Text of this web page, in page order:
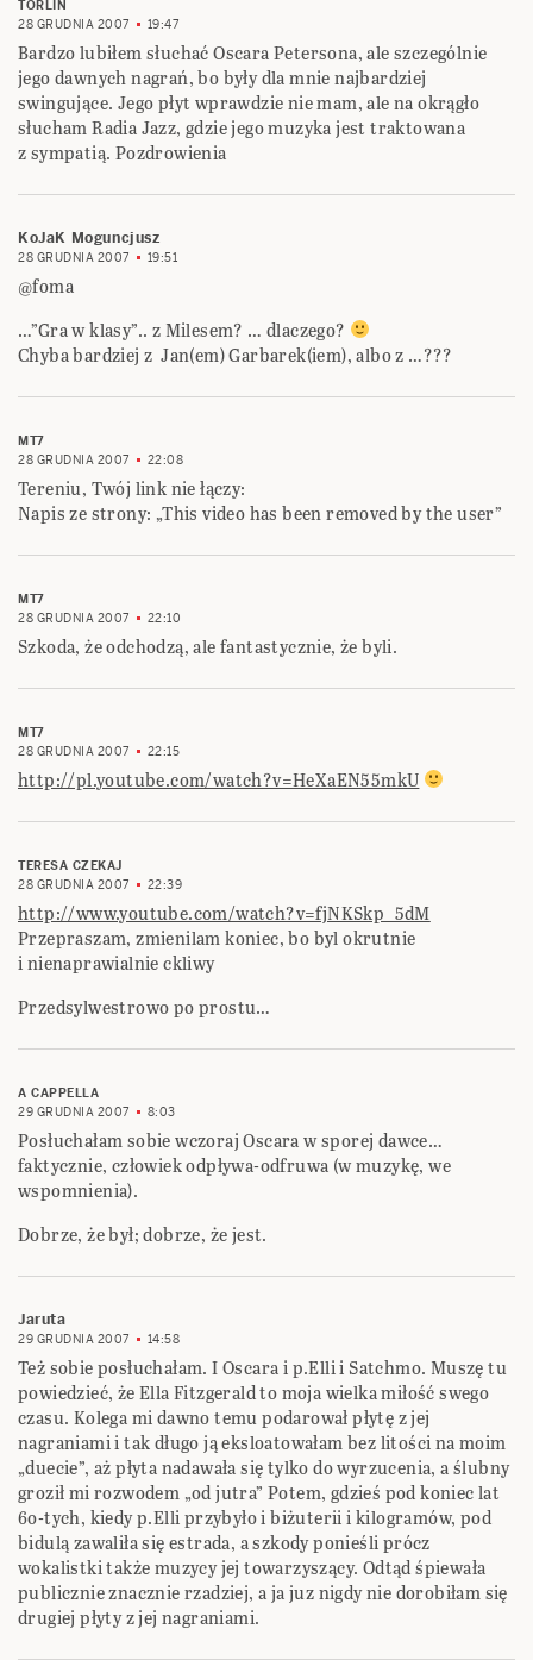
TORLIN
28 GRUDNIA 2007
19:47
Bardzo lubiłem słuchać Oscara Petersona, ale szczególnie
jego dawnych nagrań, bo były dla mnie najbardziej
swingujące. Jego płyt wprawdzie nie mam, ale na okrągło
słucham Radia Jazz, gdzie jego muzyka jest traktowana
z sympatią. Pozdrowienia
KoJaK Moguncjusz
28 GRUDNIA 2007 19:51
@foma
…”Gra w klasy”.. z Milesem? … dlaczego?
Chyba bardziej z Jan(em) Garbarek(iem), albo z …???
MT7
28 GRUDNIA 2007
22:08
Tereniu, Twój link nie łączy:
Napis ze strony: „This video has been removed by the user”
MT7
28 GRUDNIA 2007
22:10
Szkoda, że odchodzą, ale fantastycznie, że byli.
MT7
28 GRUDNIA 2007
22:15
http://pl.youtube.com/watch?v=HeXaEN55mkU
TERESA CZEKAJ
28 GRUDNIA 2007
22:39
http://www.youtube.com/watch?v=fjNKSkp_5dM
Przepraszam, zmienilam koniec, bo byl okrutnie
i nienaprawialnie ckliwy
Przedsylwestrowo po prostu…
A CAPPELLA
29 GRUDNIA 2007
8:03
Posłuchałam sobie wczoraj Oscara w sporej dawce…
faktycznie, człowiek odpływa-odfruwa (w muzykę, we
wspomnienia).
Dobrze, że był; dobrze, że jest.
Jaruta
29 GRUDNIA 2007 14:58
Też sobie posłuchałam. I Oscara i p.Elli i Satchmo. Muszę tu
powiedzieć, że Ella Fitzgerald to moja wielka miłość swego
czasu. Kolega mi dawno temu podarował płytę z jej
nagraniami i tak długo ją eksloatowałam bez litości na moim
„duecie”, aż płyta nadawała się tylko do wyrzucenia, a ślubny
groził mi rozwodem „od jutra” Potem, gdzieś pod koniec lat
6o-tych, kiedy p.Elli przybyło i biżuterii i kilogramów, pod
bidulą zawaliła się estrada, a szkody ponieśli prócz
wokalistki także muzycy jej towarzyszący. Odtąd śpiewała
publicznie znacznie rzadziej, a ja juz nigdy nie dorobiłam się
drugiej płyty z jej nagraniami.